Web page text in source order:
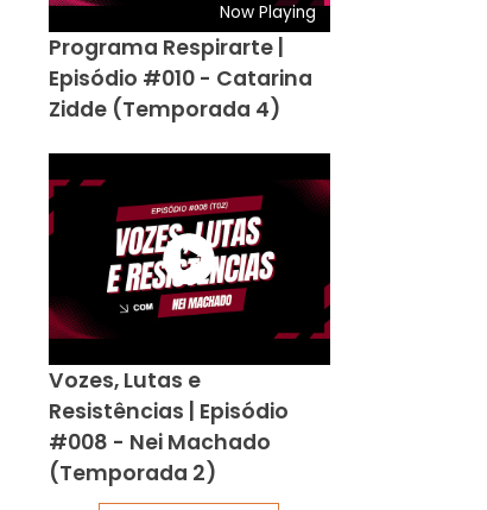
Now Playing
Programa Respirarte |
Episódio #010 - Catarina
Zidde (Temporada 4)
Vozes, Lutas e
Resistências | Episódio
#008 - Nei Machado
(Temporada 2)